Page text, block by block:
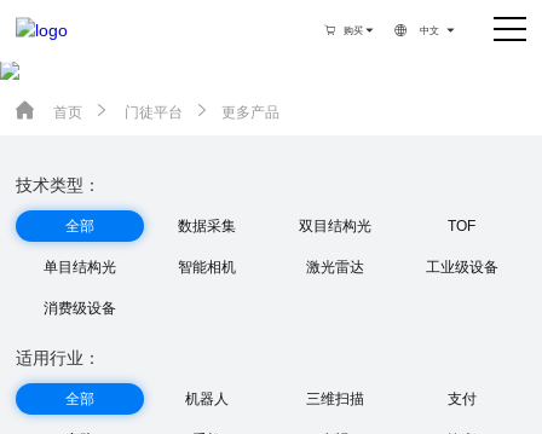
 购买  中文 
应用，持续打造产品通用性、量产
化、场景化优势。
 首页  门徒平台  更多产品
技术类型：
全部 数据采集 双目结构光 TOF
单目结构光 智能相机 激光雷达 工业级设备
消费级设备
适用行业：
全部 机器人 三维扫描 支付